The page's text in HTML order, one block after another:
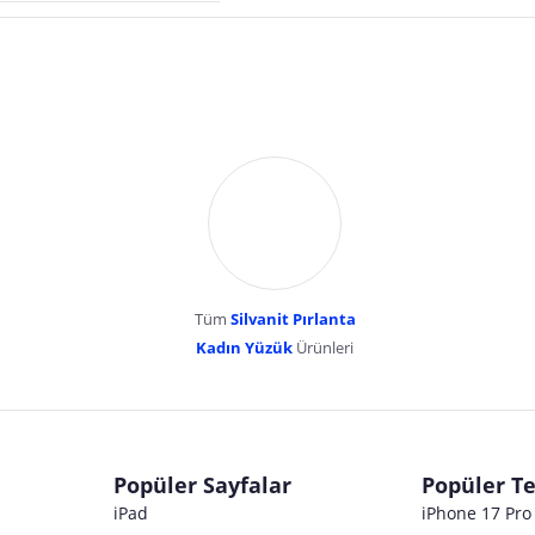
Tüm Silvanit Pırlanta
Kadın Yüzük Ürünleri
Popüler Sayfalar
iPad
Popüler
iPhone 17